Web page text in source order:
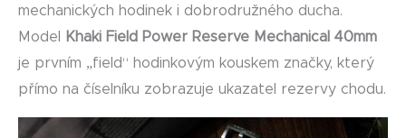
mechanických hodinek i dobrodružného ducha.
Model
Khaki Field Power Reserve Mechanical 40mm
je prvním „field“ hodinkovým kouskem značky, který
přímo na číselníku zobrazuje ukazatel rezervy chodu.